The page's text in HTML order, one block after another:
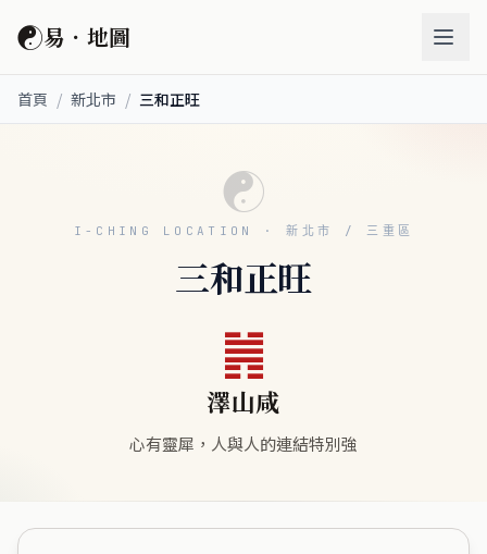
☯易．地圖
首頁 / 新北市 / 三和正旺
☯
I-CHING LOCATION · 新北市 / 三重區
三和正旺
䷞
澤山咸
心有靈犀，人與人的連結特別強